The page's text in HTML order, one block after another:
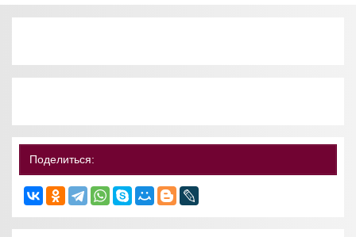
Поделиться: